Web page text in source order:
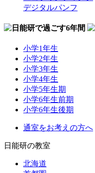
デジタルパンフ
小学1年生
小学2年生
小学3年生
小学4年生
小学5年生期
小学6年生前期
小学6年生後期
通室をお考えの方へ
日能研の教室
北海道